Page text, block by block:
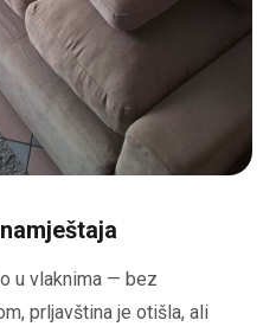
u vlaknima — bez
prljavština je otišla, ali